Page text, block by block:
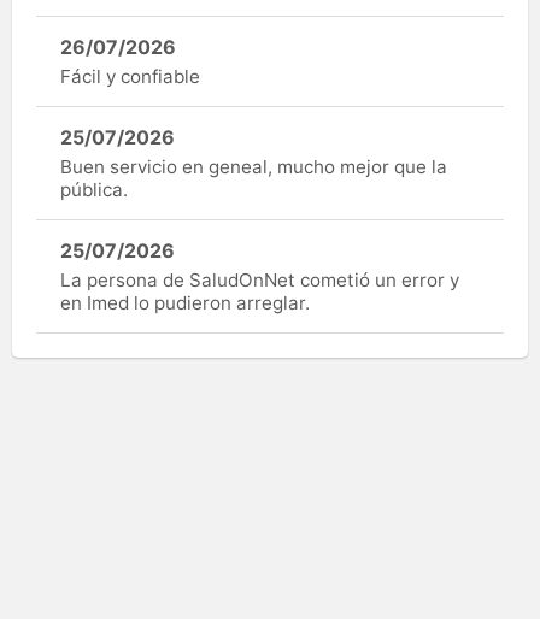
26/07/2026
Fácil y confiable
25/07/2026
Buen servicio en geneal, mucho mejor que la
pública.
25/07/2026
La persona de SaludOnNet cometió un error y
en Imed lo pudieron arreglar.